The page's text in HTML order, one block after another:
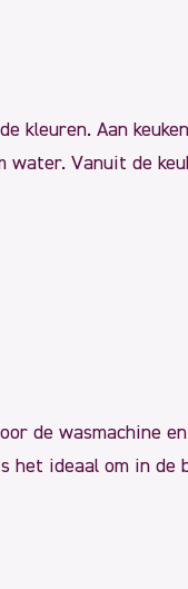
kleuren. Aan
Vanuit de
de wasmachine
ideaal om in de